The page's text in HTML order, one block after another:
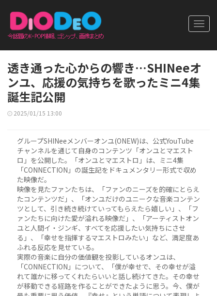
透き通った心からの響き…SHINeeオ
ンユ、応援の気持ちを歌ったミニ4集
誕生記公開
2025/01/15 13:00
グループSHINeeメンバーオンユ(ONEW)は、公式YouTube
チャンネルを通じて自身のコンテンツ「オンユとマエスト
ロ」を公開した。「オンユとマエストロ」は、ミニ4集
「CONNECTION」の誕生記をドキュメンタリー形式で収め
た映像だ。
映像を見たファンたちは、「ファンのニーズを的確にとらえ
たコンテンツだ」、「オンユだけのユニークな音楽コンテン
ツとして、引き続き続けていってもらえたら嬉しい」、「フ
ァンたちに向けた愛が溢れる映像だ」、「アーティストオン
ユと人間イ・ジンギ、すべてを応援したい気持ちにさせ
る」、「幸せを指揮するマエストロみたい」など、満足度あ
ふれる反応を見せている。
実際の音楽に自分の価値観を投影しているオンユは、
「CONNECTION」について、「僕が幸せで、その幸せが溢
れて誰かに移ってくれたらいいと話し続けてきた。その幸せ
が移動できる経路を作ることができたように思う。今、僕が